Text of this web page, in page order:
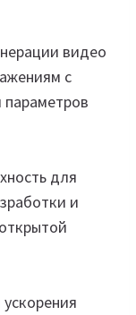
видео
с
для
и